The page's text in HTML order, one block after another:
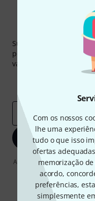
Com os nossos
lhe uma
tudo o que isso
ofertas
memorização
acordo,
preferências,
simplesmente
Subscreva a Newsletter
pouco de sorte você
valor de
Endereço de e-mail
Ao clicar em "Inscreva-se
e-mail. Posso cancelar a
encontrar mais